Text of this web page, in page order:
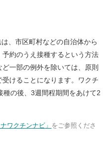
、市区町村などの自治体から
約のうえ接種するという方法
一部の例外を除いては、原則
けることになります。ワクチ
種の後、3週間程期間をあけて2
ナワクチンナビ」 をご参照くださ